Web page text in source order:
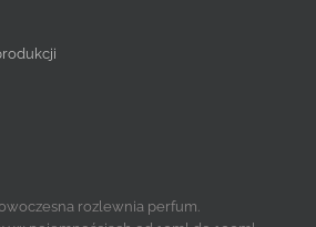
rozlewnia perfum.